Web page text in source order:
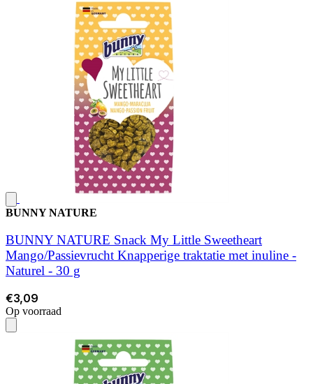
BUNNY NATURE
BUNNY NATURE Snack My Little Sweetheart
Mango/Passievrucht Knapperige traktatie met inuline -
Naturel - 30 g
€3,09
Op voorraad